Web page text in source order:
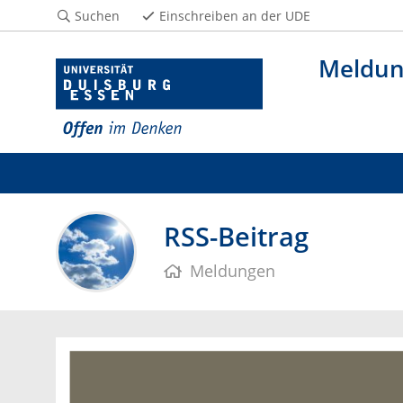
Suchen Einschreiben an der UDE
RSS-Beitrag
Meldungen